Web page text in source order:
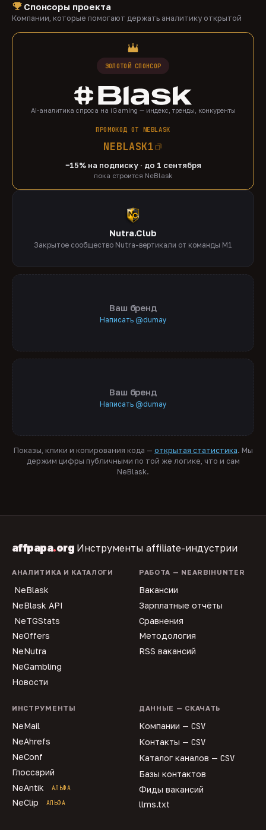
Спонсоры проекта
Компании, которые помогают держать аналитику открытой
ЗОЛОТОЙ СПОНСОР
AI-аналитика спроса на iGaming — индекс, тренды, конкуренты
ПРОМОКОД ОТ NEBLASK
NEBLASK1
−15% на подписку · до 1 сентября
пока строится NeBlask
Nutra.Club
Закрытое сообщество Nutra-вертикали от команды M1
Ваш бренд
Написать @dumay
Ваш бренд
Написать @dumay
Показы, клики и копирования кода — открытая статистика. Мы
держим цифры публичными по той же логике, что и сам
NeBlask.
affpapa.org Инструменты affiliate-индустрии
АНАЛИТИКА И КАТАЛОГИ
NeBlask
NeBlask API
NeTGStats
NeOffers
NeNutra
NeGambling
Новости
РАБОТА — NEARBIHUNTER
Вакансии
Зарплатные отчёты
Сравнения
Методология
RSS вакансий
ИНСТРУМЕНТЫ
NeMail
NeAhrefs
NeConf
Глоссарий
NeAntik
АЛЬФА
NeClip АЛЬФА
ДАННЫЕ — СКАЧАТЬ
Компании — CSV
Контакты — CSV
Каталог каналов — CSV
Базы контактов
Фиды вакансий
llms.txt